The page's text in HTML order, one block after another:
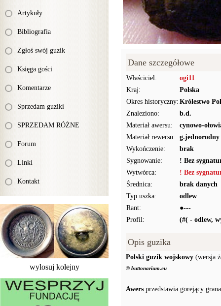
Artykuły
Bibliografia
Zgłoś swój guzik
Księga gości
Komentarze
Sprzedam guziki
SPRZEDAM RÓŻNE
Forum
Linki
Kontakt
wylosuj kolejny
Dane szczegółowe
Właściciel:
ogi11
Kraj:
Polska
Okres historyczny: Królestwo
Znaleziono:
b.d.
Materiał awersu:
cynowo-
Materiał rewersu:
g.jednorodny
Wykończenie:
brak
Sygnowanie:
! Bez
Wytwórca:
! Bez
Średnica:
brak danych
Typ uszka:
odlew
Rant:
●---
Profil:
(#( - odlew,
Opis guzika
Polski guzik wojskowy (wersja
© buttonarium.eu
Awers przedstawia gorejący